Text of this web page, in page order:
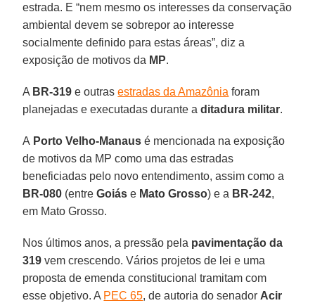
estrada. E “nem mesmo os interesses da conservação
ambiental devem se sobrepor ao interesse
socialmente definido para estas áreas”, diz a
exposição de motivos da MP.
A BR-319 e outrasestradas da Amazônia foram
planejadas e executadas durante aditadura militar.
A Porto Velho-Manaus é mencionada na exposição
de motivos da MP como uma das estradas
beneficiadas pelo novo entendimento, assim como a
BR-080 (entreGoiás e Mato Grosso) e a BR-242,
em Mato Grosso.
Nos últimos anos, a pressão pela pavimentação da
319 vem crescendo. Vários projetos de lei e uma
proposta de emenda constitucional tramitam com
esse objetivo. A PEC 65, de autoria do senador Acir